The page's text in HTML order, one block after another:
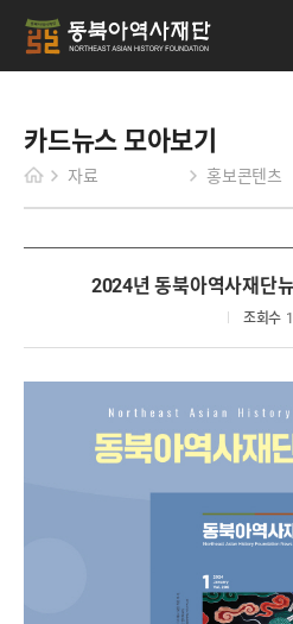
카드뉴스 모아보기
자료 홍보콘텐츠
2024년 동북아역사재단
조회수